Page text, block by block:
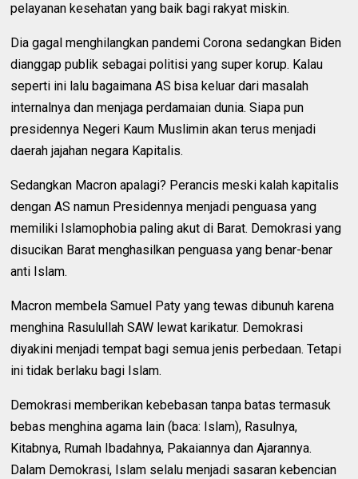
pelayanan kesehatan yang baik bagi rakyat miskin.
Dia gagal menghilangkan pandemi Corona sedangkan Biden
dianggap publik sebagai politisi yang super korup. Kalau
seperti ini lalu bagaimana AS bisa keluar dari masalah
internalnya dan menjaga perdamaian dunia. Siapa pun
presidennya Negeri Kaum Muslimin akan terus menjadi
daerah jajahan negara Kapitalis.
Sedangkan Macron apalagi? Perancis meski kalah kapitalis
dengan AS namun Presidennya menjadi penguasa yang
memiliki Islamophobia paling akut di Barat. Demokrasi yang
disucikan Barat menghasilkan penguasa yang benar-benar
anti Islam.
Macron membela Samuel Paty yang tewas dibunuh karena
menghina Rasulullah SAW lewat karikatur. Demokrasi
diyakini menjadi tempat bagi semua jenis perbedaan. Tetapi
ini tidak berlaku bagi Islam.
Demokrasi memberikan kebebasan tanpa batas termasuk
bebas menghina agama lain (baca: Islam), Rasulnya,
Kitabnya, Rumah Ibadahnya, Pakaiannya dan Ajarannya.
Dalam Demokrasi, Islam selalu menjadi sasaran kebencian